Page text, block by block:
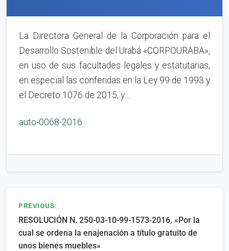
La Directora General de la Corporación para el
Desarrollo Sostenible del Urabá «CORPOURABA»,
en uso de sus facultades legales y estatutarias,
en especial las conferidas en la Ley 99 de 1993 y
el Decreto 1076 de 2015, y…
auto-0068-2016
Navegación
de
entradas
PREVIOUS:
RESOLUCIÓN N. 250-03-10-99-1573-2016, «Por la
cual se ordena la enajenación a título gratuito de
unos bienes muebles»